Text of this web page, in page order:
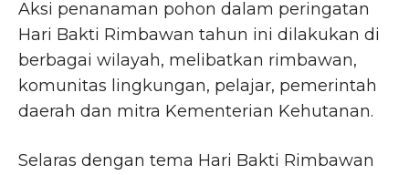
Aksi penanaman pohon dalam peringatan
Hari Bakti Rimbawan tahun ini dilakukan di
berbagai wilayah, melibatkan rimbawan,
komunitas lingkungan, pelajar, pemerintah
daerah dan mitra Kementerian Kehutanan.
Selaras dengan tema Hari Bakti Rimbawan